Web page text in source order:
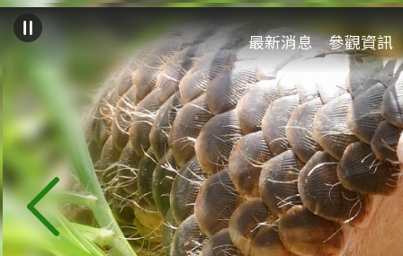
跳到主要內容區塊
最新消息 參觀資訊
:::